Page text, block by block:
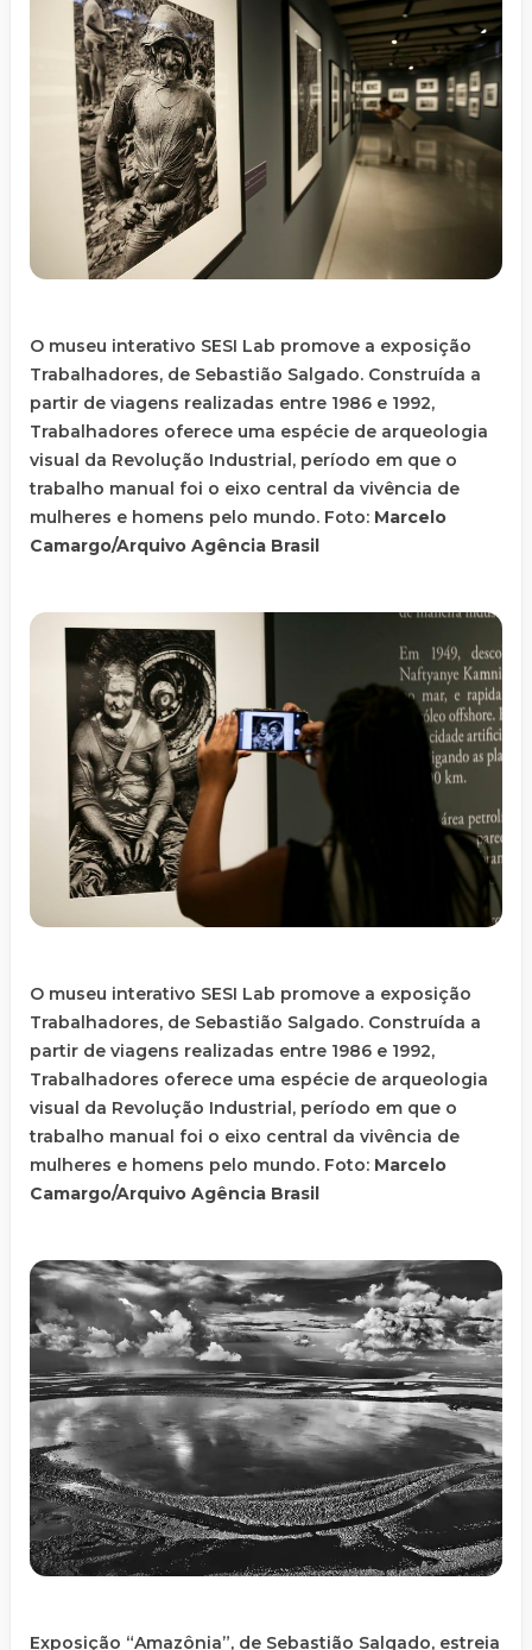
O museu interativo SESI Lab promove a exposição
Trabalhadores, de Sebastião Salgado. Construída a
partir de viagens realizadas entre 1986 e 1992,
Trabalhadores oferece uma espécie de arqueologia
visual da Revolução Industrial, período em que o
trabalho manual foi o eixo central da vivência de
mulheres e homens pelo mundo. Foto: Marcelo
Camargo/Arquivo Agência Brasil
O museu interativo SESI Lab promove a exposição
Trabalhadores, de Sebastião Salgado. Construída a
partir de viagens realizadas entre 1986 e 1992,
Trabalhadores oferece uma espécie de arqueologia
visual da Revolução Industrial, período em que o
trabalho manual foi o eixo central da vivência de
mulheres e homens pelo mundo. Foto: Marcelo
Camargo/Arquivo Agência Brasil
Exposição “Amazônia”, de Sebastião Salgado, estreia